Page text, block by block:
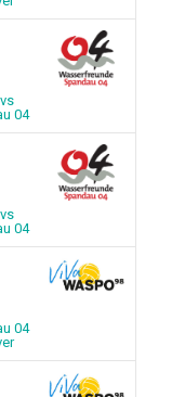
04
04
04